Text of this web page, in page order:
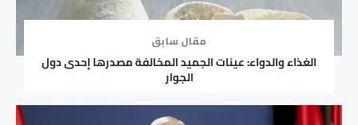
مقال سابق
الغذاء والدواء: عينات الجميد المخالفة مصدرها إحدى دول
الجوار